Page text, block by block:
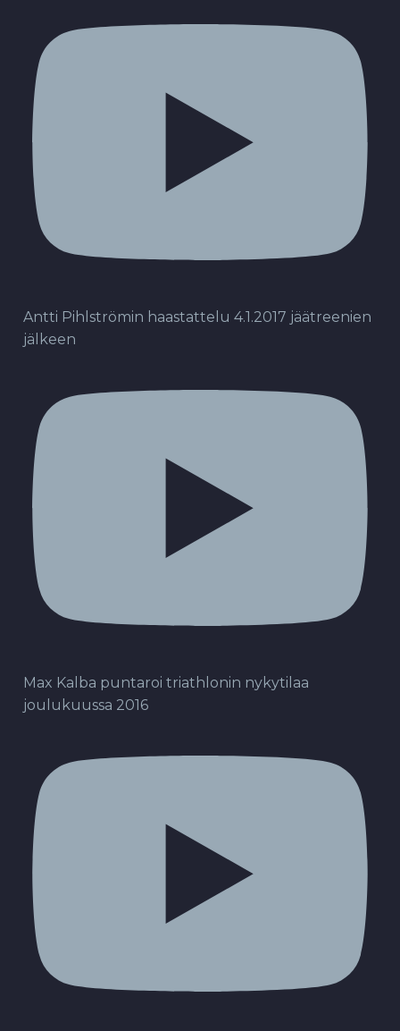
Antti Pihlströmin haastattelu 4.1.2017 jäätreenien
jälkeen
Max Kalba puntaroi triathlonin nykytilaa
joulukuussa 2016